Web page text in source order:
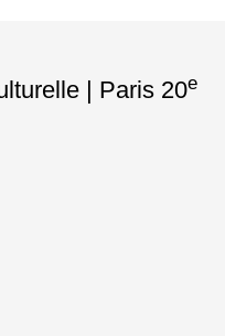
| Paris 20e